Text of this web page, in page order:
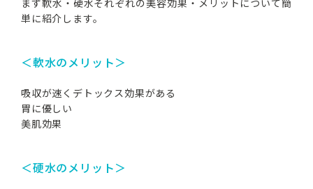
単に紹介します。
＜軟水のメリット＞
吸収が速くデトックス効果がある
胃に優しい
美肌効果
＜硬水のメリット＞